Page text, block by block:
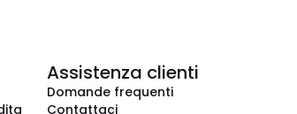
Assistenza clienti
Domande frequenti
Contattaci